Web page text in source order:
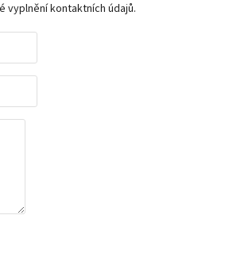
vyplnění kontaktních údajů.